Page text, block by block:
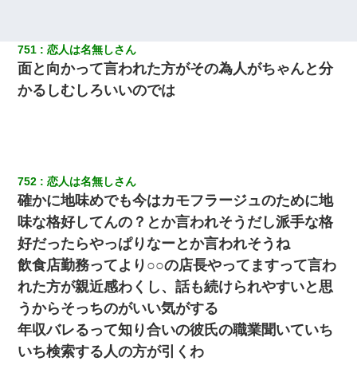
751 恋人は名無しさん
面と向かって言われた方がその為人がちゃんと分
かるしむしろいいのでは
752 恋人は名無しさん
確かに地味めでも今はカモフラージュのために地
味な格好してんの？とか言われそうだし派手な格
好だったらやっぱりなーとか言われそうね
飲食店勤務ってより○○の店長やってますって言わ
れた方が親近感わくし、話も続けられやすいと思
うからそっちのがいい気がする
年収バレるって知り合いの彼氏の職業聞いていち
いち検索する人の方が引くわ